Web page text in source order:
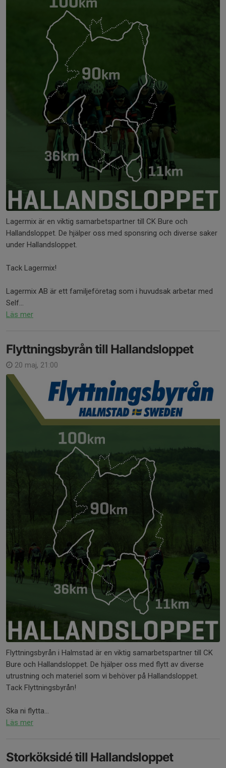
Lagermix är en viktig samarbetspartner till CK Bure och
Hallandsloppet. De hjälper oss med sponsring och diverse saker
under Hallandsloppet.
Tack Lagermix!
Lagermix AB är ett familjeföretag som i huvudsak arbetar med
Self...
Läs mer
Flyttningsbyrån till Hallandsloppet
20 maj, 21:00
Flyttningsbyrån i Halmstad är en viktig samarbetspartner till CK
Bure och Hallandsloppet. De hjälper oss med flytt av diverse
utrustning och materiel som vi behöver på Hallandsloppet.
Tack Flyttningsbyrån!
Ska ni flytta...
Läs mer
Storköksidé till Hallandsloppet